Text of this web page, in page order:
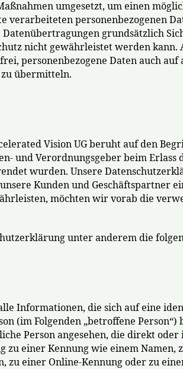
umgesetzt, um einen
verarbeiteten personenbezogenen
grundsätzlich
nicht gewährleistet werden kann.
personenbezogene Daten auch
zu übermitteln.
Vision UG beruht auf den
und Verordnungsgeber beim Erlass
wurden. Unsere
Kunden und Geschäftspartner
möchten wir vorab die
unter anderem die
Informationen, die sich auf eine
(im Folgenden „betroffene Person“)
Person angesehen, die direkt oder
zu einer Kennung wie einem Namen,
zu einer Online-Kennung oder zu